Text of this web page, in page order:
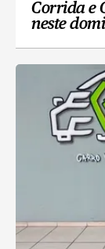
Corrida e
neste